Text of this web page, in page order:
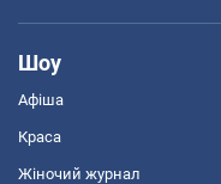
Шоу
Афіша
Краса
Жіночий журнал